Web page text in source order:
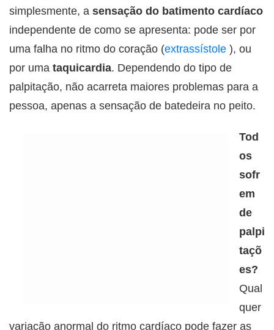
simplesmente, a sensação do batimento cardíaco
independente de como se apresenta: pode ser por
uma falha no ritmo do coração (extrassístole ), ou
por uma taquicardia. Dependendo do tipo de
palpitação, não acarreta maiores problemas para a
pessoa, apenas a sensação de batedeira no peito.
Tod
os
sofr
em
de
palpi
taçõ
es?
Qual
quer
variação anormal do ritmo cardíaco pode fazer as